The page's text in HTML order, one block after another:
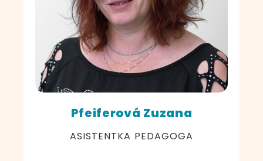
Pfeiferová Zuzana
ASISTENTKA PEDAGOGA